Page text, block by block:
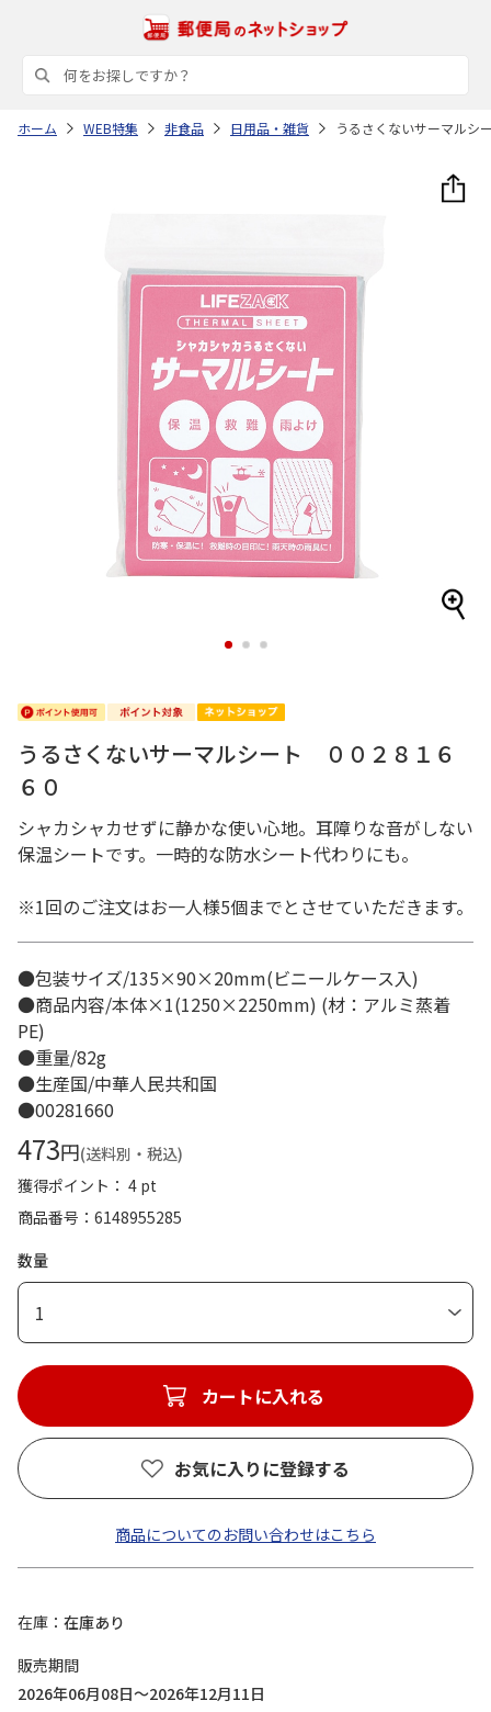
ホーム WEB特集 非食品 日用品・雑貨 うるさくないサーマル
1 2 3
うるさくないサーマルシート ００２８１６
６０
シャカシャカせずに静かな使い心地。耳障りな音がしない
保温シートです。一時的な防水シート代わりにも。
※1回のご注文はお一人様5個までとさせていただきます。
●包装サイズ/135×90×20mm(ビニールケース入)
●商品内容/本体×1(1250×2250mm) (材：アルミ蒸着
PE)
●重量/82g
●生産国/中華人民共和国
●00281660
473円(送料別・税込)
獲得ポイント： 4 pt
商品番号
6148955285
数量
1
カートに入れる
お気に入りに登録する
商品についてのお問い合わせはこちら
在庫
在庫あり
販売期間
2026年06月08日～2026年12月11日